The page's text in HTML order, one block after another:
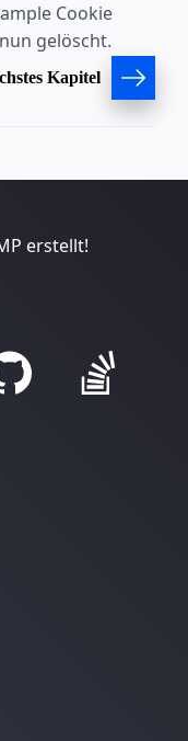
Cookie
gelöscht.
Kapitel
erstellt!